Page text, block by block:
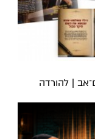
| להורדה